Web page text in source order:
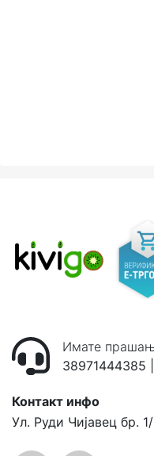
Имате
38971444385
Контакт инфо
Ул. Руди Чијавец бр.